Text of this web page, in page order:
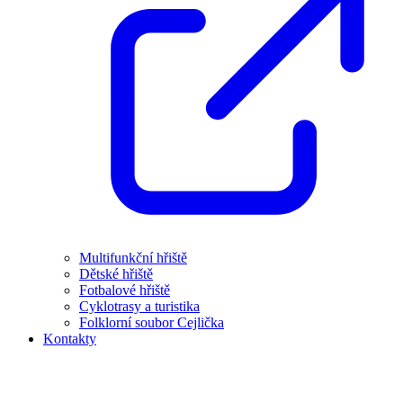
Multifunkční hřiště
Dětské hřiště
Fotbalové hřiště
Cyklotrasy a turistika
Folklorní soubor Cejlička
Kontakty